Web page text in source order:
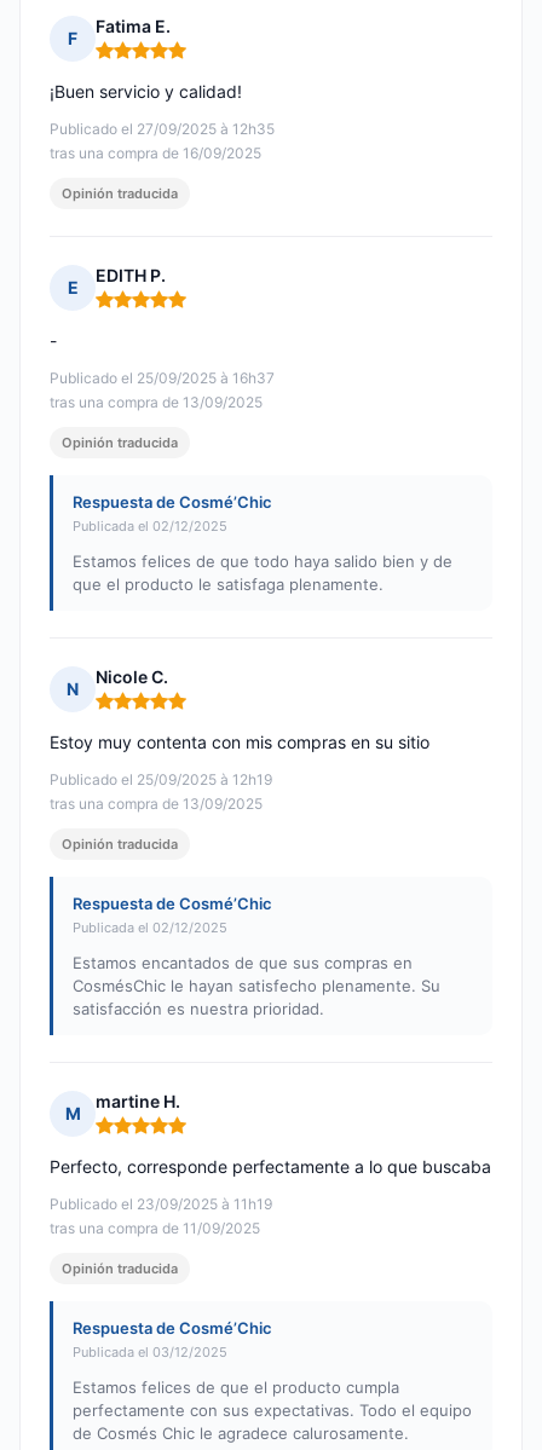
F
Fatima E.
Nota: 5 de 5
Publicado el 27/09/2025 à 12h35
tras una compra de 16/09/2025
¡Buen servicio y calidad!
Opinión traducida
E
EDITH P.
Nota: 5 de 5
Publicado el 25/09/2025 à 16h37
tras una compra de 13/09/2025
-
Opinión traducida
Respuesta de Cosmé’Chic
Publicada el 02/12/2025
Estamos felices de que todo haya salido bien y de
que el producto le satisfaga plenamente.
N
Nicole C.
Nota: 5 de 5
Publicado el 25/09/2025 à 12h19
tras una compra de 13/09/2025
Estoy muy contenta con mis compras en su sitio
Opinión traducida
Respuesta de Cosmé’Chic
Publicada el 02/12/2025
Estamos encantados de que sus compras en
CosmésChic le hayan satisfecho plenamente. Su
satisfacción es nuestra prioridad.
M
martine H.
Nota: 5 de 5
Publicado el 23/09/2025 à 11h19
tras una compra de 11/09/2025
Perfecto, corresponde perfectamente a lo que buscaba
Opinión traducida
Respuesta de Cosmé’Chic
Publicada el 03/12/2025
Estamos felices de que el producto cumpla
perfectamente con sus expectativas. Todo el equipo
de Cosmés Chic le agradece calurosamente.